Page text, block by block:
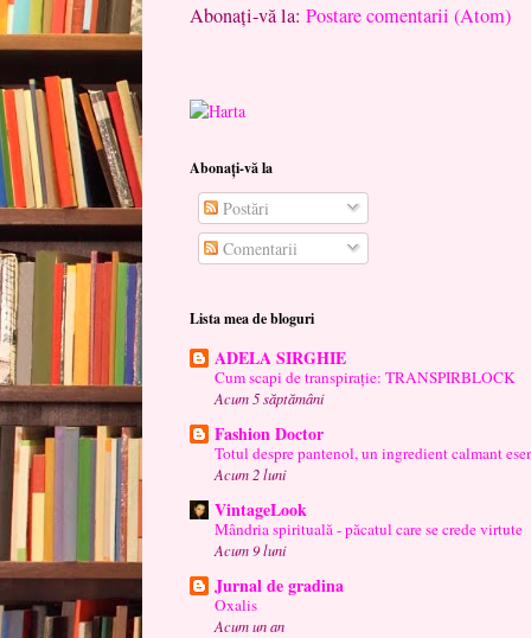
Abonați-vă la: Postare comentarii (Atom)
Abonați-vă la
Postări
Comentarii
Lista mea de bloguri
ADELA SIRGHIE
Cum scapi de transpirație: TRANSPIRBLOCK
Acum 5 săptămâni
Fashion Doctor
Totul despre pantenol, un ingredient calmant
Acum 2 luni
VintageLook
Mândria spirituală - păcatul care se crede virtute
Acum 9 luni
Jurnal de gradina
Oxalis
Acum un an